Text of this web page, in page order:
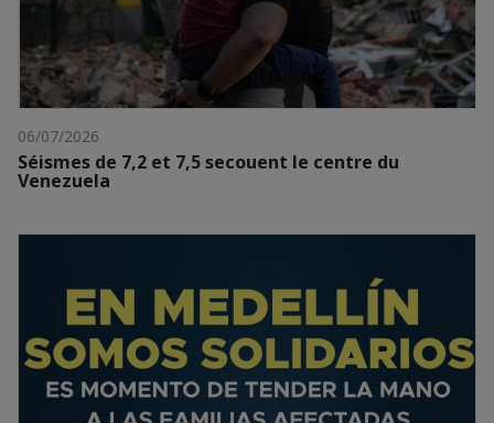
06/07/2026
Séismes de 7,2 et 7,5 secouent le centre du
Venezuela